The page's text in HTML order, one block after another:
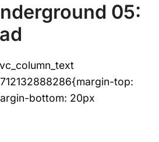
05:
top:
bottom: 20px